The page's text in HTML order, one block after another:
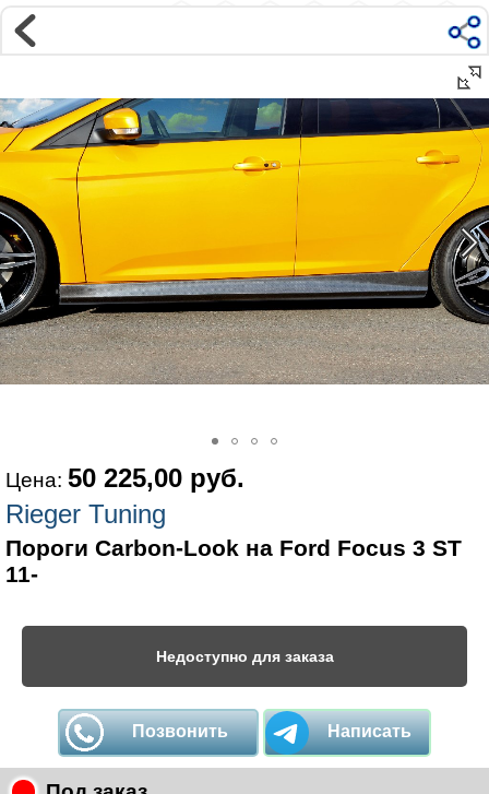
Магазин
Интернет-магазин �...
Цена: 50 225,00 руб.
Rieger Tuning
Пороги Carbon-Look на Ford Focus 3 ST
11-
Недоступно для заказа
Позвонить Написать
Наверх ▲
Наши контакты:
г. Москва, м.ВДНХ
ул Ярославская д9 к2с5
Маршрут на Авто|Маршрут пешком
Телефон:
+7 985 364 2044
@vonardtuning:vonard.ru
График работы по московскому времени:
Мы в соц сетях: